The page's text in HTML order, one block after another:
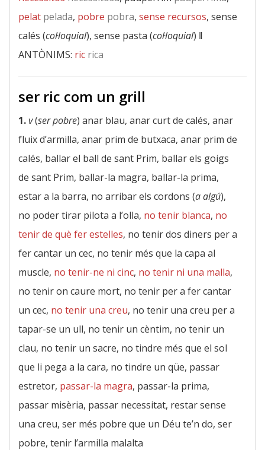
pelat pelada, pobre pobra, sense recursos, sense
calés (col·loquial), sense pasta (col·loquial) ‖
ANTÒNIMS: ric rica
ser ric com un grill
1.v(ser pobre) anar blau, anar curt de calés, anar
fluix d’armilla, anar prim de butxaca, anar prim de
calés, ballar el ball de sant Prim, ballar els goigs
de sant Prim, ballar-la magra, ballar-la prima,
estar a la barra, no arribar els cordons (a algú),
no poder tirar pilota a l’olla, no tenir blanca, no
tenir de què fer estelles, no tenir dos diners per a
fer cantar un cec, no tenir més que la capa al
muscle, no tenir-ne ni cinc, no tenir ni una malla,
no tenir on caure mort, no tenir per a fer cantar
un cec, no tenir una creu, no tenir una creu per a
tapar-se un ull, no tenir un cèntim, no tenir un
clau, no tenir un sacre, no tindre més que el sol
que li pega a la cara, no tindre un qüe, passar
estretor, passar-la magra, passar-la prima,
passar misèria, passar necessitat, restar sense
una creu, ser més pobre que un Déu te’n do, ser
pobre, tenir l’armilla malalta